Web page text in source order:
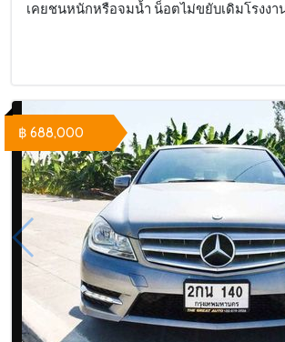
เคยชนหนักหรือจมน้ำ น็อตไม่ขยับเดิมโรงงา
฿ 688,000